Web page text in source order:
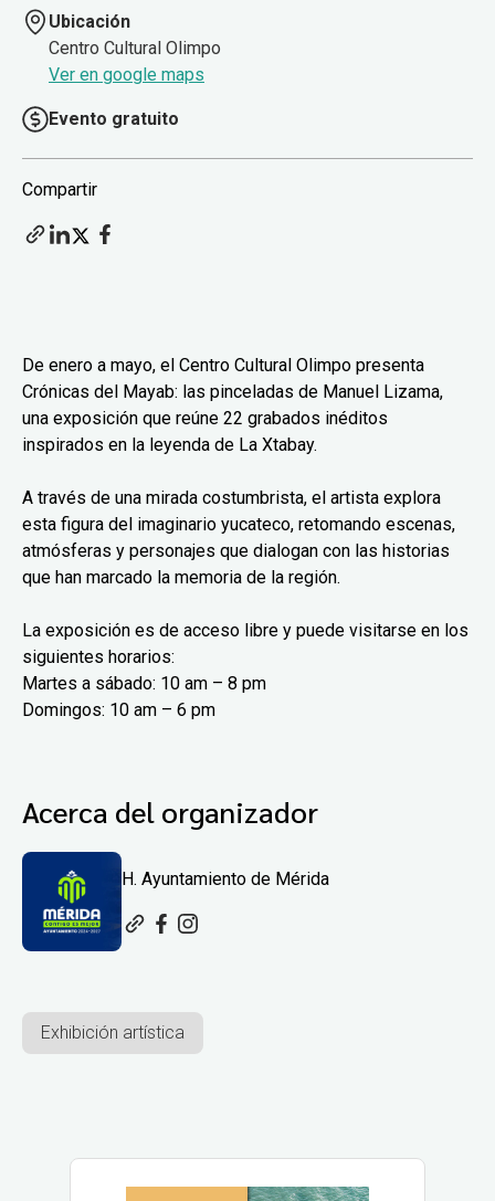
Ubicación
Centro Cultural Olimpo
Ver en google maps
Evento gratuito
Compartir
De enero a mayo, el Centro Cultural Olimpo presenta
Crónicas del Mayab: las pinceladas de Manuel Lizama,
una exposición que reúne 22 grabados inéditos
inspirados en la leyenda de La Xtabay.
A través de una mirada costumbrista, el artista explora
esta figura del imaginario yucateco, retomando escenas,
atmósferas y personajes que dialogan con las historias
que han marcado la memoria de la región.
La exposición es de acceso libre y puede visitarse en los
siguientes horarios:
Martes a sábado: 10 am – 8 pm
Domingos: 10 am – 6 pm
Acerca del organizador
H. Ayuntamiento de Mérida
Exhibición artística